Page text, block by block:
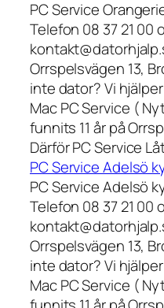
PC Service
Telefon 08 37 21 00
Orrspelsvägen 13,
inte dator? Vi
Mac PC Service (
funnits 11 år på
Därför PC Service
PC Service Adelsö
PC Service Adelsö
Telefon 08 37 21 00
Orrspelsvägen 13,
inte dator? Vi
Mac PC Service (